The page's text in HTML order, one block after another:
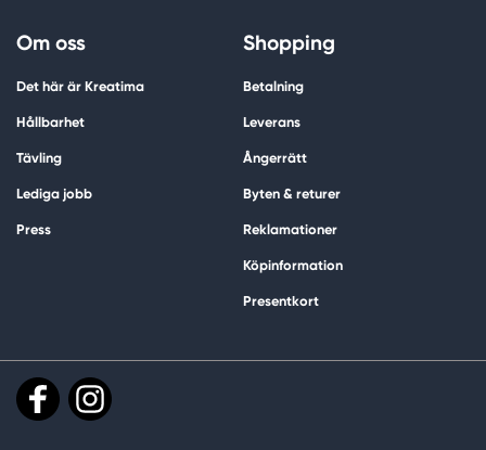
Om oss
Det här är Kreatima
Hållbarhet
Tävling
Lediga jobb
Press
Shopping
Betalning
Leverans
Ångerrätt
Byten & returer
Reklamationer
Köpinformation
Presentkort